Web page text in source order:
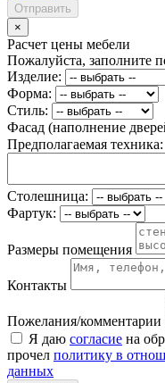
Отправить
×
Расчет цены мебели
Пожалуйста, заполните
Изделие:
Форма:
Стиль:
Фасад (наполнение
Предполагаемая техника:
Столешница:
Фартук:
Размеры помещения
Контакты
Пожелания/комментарии
Я даю согласие на
прочел политику в
данных